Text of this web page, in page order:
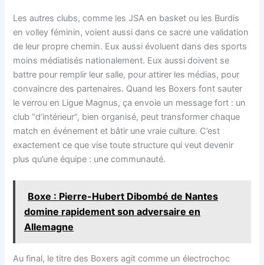
Les autres clubs, comme les JSA en basket ou les Burdis
en volley féminin, voient aussi dans ce sacre une validation
de leur propre chemin. Eux aussi évoluent dans des sports
moins médiatisés nationalement. Eux aussi doivent se
battre pour remplir leur salle, pour attirer les médias, pour
convaincre des partenaires. Quand les Boxers font sauter
le verrou en Ligue Magnus, ça envoie un message fort : un
club “d’intérieur”, bien organisé, peut transformer chaque
match en événement et bâtir une vraie culture. C’est
exactement ce que vise toute structure qui veut devenir
plus qu’une équipe : une communauté.
Boxe : Pierre-Hubert Dibombé de Nantes
domine rapidement son adversaire en
Allemagne
Au final, le titre des Boxers agit comme un électrochoc